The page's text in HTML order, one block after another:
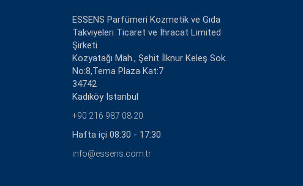
ESSENS Parfümeri Kozmetik ve Gıda
Takviyeleri Ticaret ve İhracat Limited
Şirketi
Kozyatağı Mah., Şehit İlknur Keleş Sok.
No:8,Tema Plaza Kat:7
34742
Kadıköy İstanbul
+90 216 987 08 20
Hafta içi 08:30 - 17:30
info@essens.com.tr